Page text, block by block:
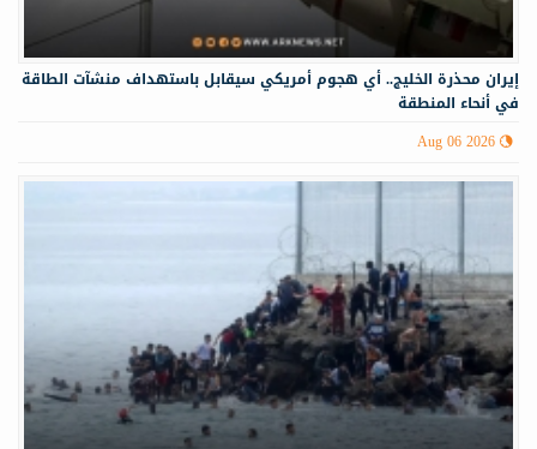
إيران محذرة الخليج.. أي هجوم أمريكي سيقابل باستهداف منشآت الطاقة
في أنحاء المنطقة
Aug 06 2026